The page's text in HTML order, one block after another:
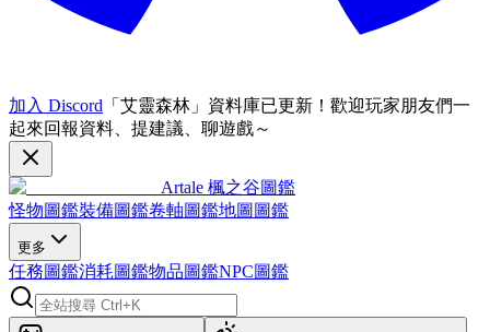
加入 Discord 「艾靈森林」資料庫已更新！歡迎玩家朋友們一
起來回報資料、提建議、聊遊戲～
Artale 楓之谷圖鑑
怪物圖鑑裝備圖鑑卷軸圖鑑地圖圖鑑
更多
任務圖鑑消耗圖鑑物品圖鑑NPC圖鑑